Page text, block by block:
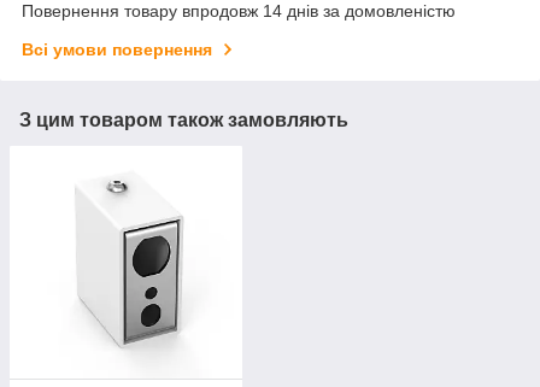
Повернення товару впродовж 14 днів за домовленістю
Всі умови повернення
З цим товаром також замовляють